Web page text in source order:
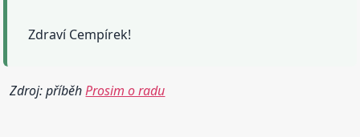
Zdraví Cempírek!
Zdroj: příběhProsim o radu